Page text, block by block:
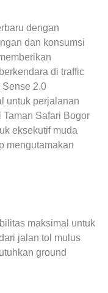
dengan
dan konsumsi
di traffic
Sense 2.0
untuk perjalanan
Safari Bogor
eksekutif muda
mengutamakan
maksimal untuk
jalan tol mulus
ground